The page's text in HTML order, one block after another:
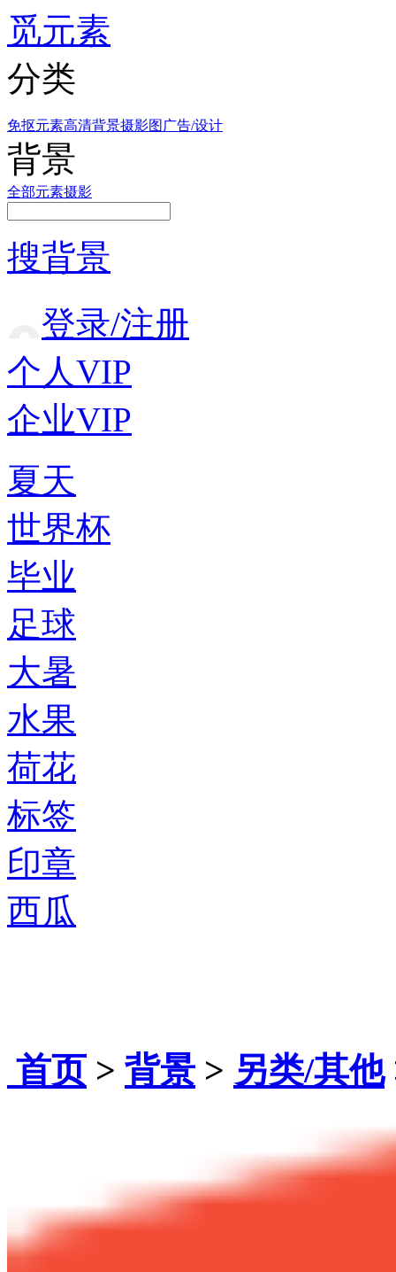
觅元素
分类
免抠元素高清背景摄影图 广告/设计
背景
全部元素摄影
搜背景
登录/注册
个人VIP
企业VIP
夏天
世界杯
毕业
足球
大暑
水果
荷花
标签
印章
西瓜
首页> 背景 > 另类/其他